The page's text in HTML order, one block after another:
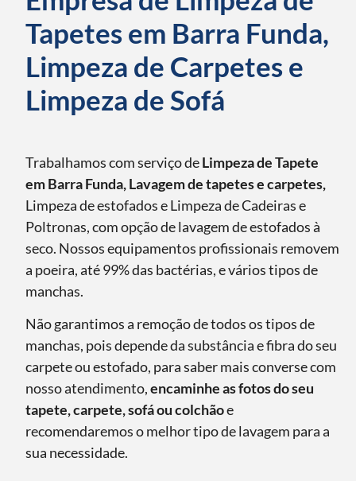
Tapetes em Barra Funda,
Limpeza de Carpetes e
Limpeza de Sofá
Trabalhamos com serviço deLimpeza de Tapete
em Barra Funda, Lavagem de tapetes e carpetes,
Limpeza de estofados e Limpeza de Cadeiras e
Poltronas, com opção de lavagem de estofados à
seco. Nossos equipamentos profissionais removem
a poeira, até 99% das bactérias, e vários tipos de
manchas.
Não garantimos a remoção de todos os tipos de
manchas, pois depende da substância e fibra do seu
carpete ou estofado, para saber mais converse com
nosso atendimento,encaminhe as fotos do seu
tapete, carpete, sofá ou colchãoe
recomendaremos o melhor tipo de lavagem para a
sua necessidade.